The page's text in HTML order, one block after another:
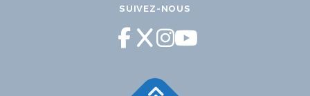
SUIVEZ-NOUS